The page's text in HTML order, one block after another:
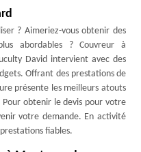
? Aimeriez-vous obtenir des
abordables ? Couvreur à
David intervient avec des
Offrant des prestations de
présente les meilleurs atouts
obtenir le devis pour votre
votre demande. En activité
fiables.